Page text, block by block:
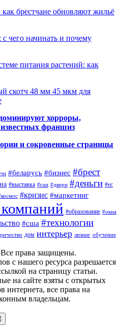
брестчане обновляют жильё
чего начинать и почему
питания растений: как
скотч 48 мм 45 мкм для
хорроры,
франшиз
и сокровенные страницы
#беларусь #бизнес #брест
#выставка #гаи #двери #деньги #ес
#кризис #маркетинг
#образование #окна
#сша #технологии
дом интерьер лизинг обучение
права защищены.
с нашего ресурса разрешается
на страницу статьи.
на сайте взяты с открытых
интернета, все права на
владельцам.